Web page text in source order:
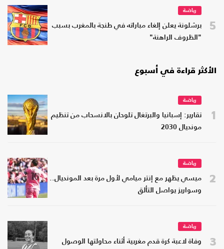
5
رياضة
برشلونة يعلن إلغاء مباراته في طنجة بالمغرب بسبب
"الظروف الراهنة"
الأكثر قراءة في أسبوع
1
رياضة
تقارير: إسبانيا والبرتغال تلوحان بالانسحاب من تنظيم
مونديال 2030
2
رياضة
ميسي يظهر مع إنتر ميامي لأول مرة بعد المونديال..
وسواريز يواصل التألق
3
رياضة
وفاة لاعبة كرة قدم مغربية أثناء محاولتها الوصول